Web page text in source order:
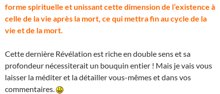
forme spirituelle et unissant cette dimension de l’existence à
celle de la vie après la mort, ce qui mettra fin au cycle de la
vie et de la mort.
Cette dernière Révélation est riche en double sens et sa
profondeur nécessiterait un bouquin entier ! Mais je vais vous
laisser la méditer et la détailler vous-mêmes et dans vos
commentaires.